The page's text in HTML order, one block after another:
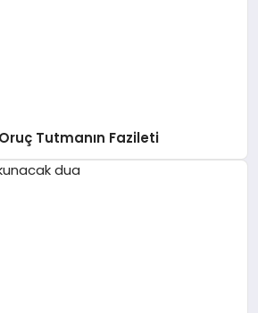
Tutmanın Fazileti